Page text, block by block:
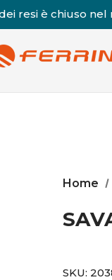
resi è chiuso nel
Home
SKU: